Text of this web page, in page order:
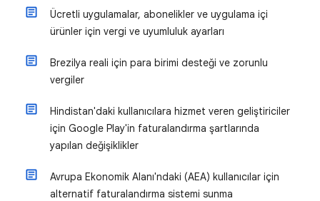
Ücretli uygulamalar, abonelikler ve uygulama içi
ürünler için vergi ve uyumluluk ayarları
Brezilya reali için para birimi desteği ve zorunlu
vergiler
Hindistan'daki kullanıcılara hizmet veren geliştiriciler
için Google Play'in faturalandırma şartlarında
yapılan değişiklikler
Avrupa Ekonomik Alanı'ndaki (AEA) kullanıcılar için
alternatif faturalandırma sistemi sunma